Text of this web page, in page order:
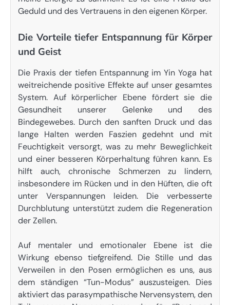
Geduld und des Vertrauens in den eigenen Körper.
Die Vorteile tiefer Entspannung für Körper
und Geist
Die Praxis der tiefen Entspannung im Yin Yoga hat
weitreichende positive Effekte auf unser gesamtes
System. Auf körperlicher Ebene fördert sie die
Gesundheit unserer Gelenke und des
Bindegewebes. Durch den sanften Druck und das
lange Halten werden Faszien gedehnt und mit
Feuchtigkeit versorgt, was zu mehr Beweglichkeit
und einer besseren Körperhaltung führen kann. Es
hilft auch, chronische Schmerzen zu lindern,
insbesondere im Rücken und in den Hüften, die oft
unter Verspannungen leiden. Die verbesserte
Durchblutung unterstützt zudem die Regeneration
der Zellen.
Auf mentaler und emotionaler Ebene ist die
Wirkung ebenso tiefgreifend. Die Stille und das
Verweilen in den Posen ermöglichen es uns, aus
dem ständigen “Tun-Modus” auszusteigen. Dies
aktiviert das parasympathische Nervensystem, den